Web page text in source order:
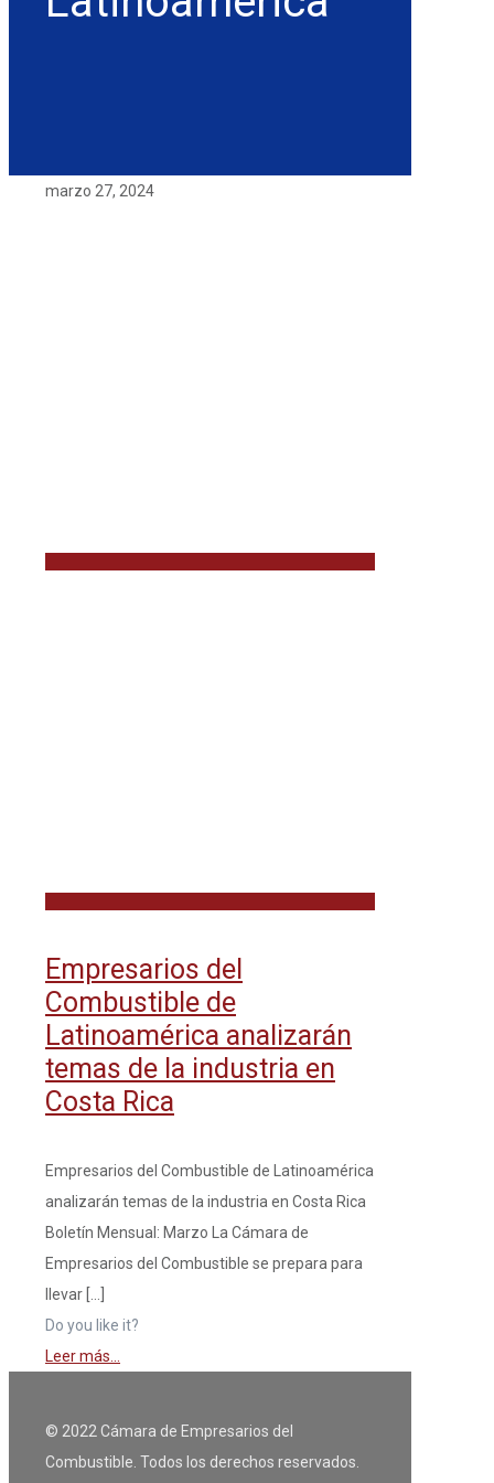
marzo 27, 2024
Empresarios del
Combustible de
Latinoamérica analizarán
temas de la industria en
Costa Rica
Empresarios del Combustible de Latinoamérica
analizarán temas de la industria en Costa Rica
Boletín Mensual: Marzo La Cámara de
Empresarios del Combustible se prepara para
llevar
Do you like it?
Leer más...
© 2022 Cámara de Empresarios del
Combustible. Todos los derechos reservados.